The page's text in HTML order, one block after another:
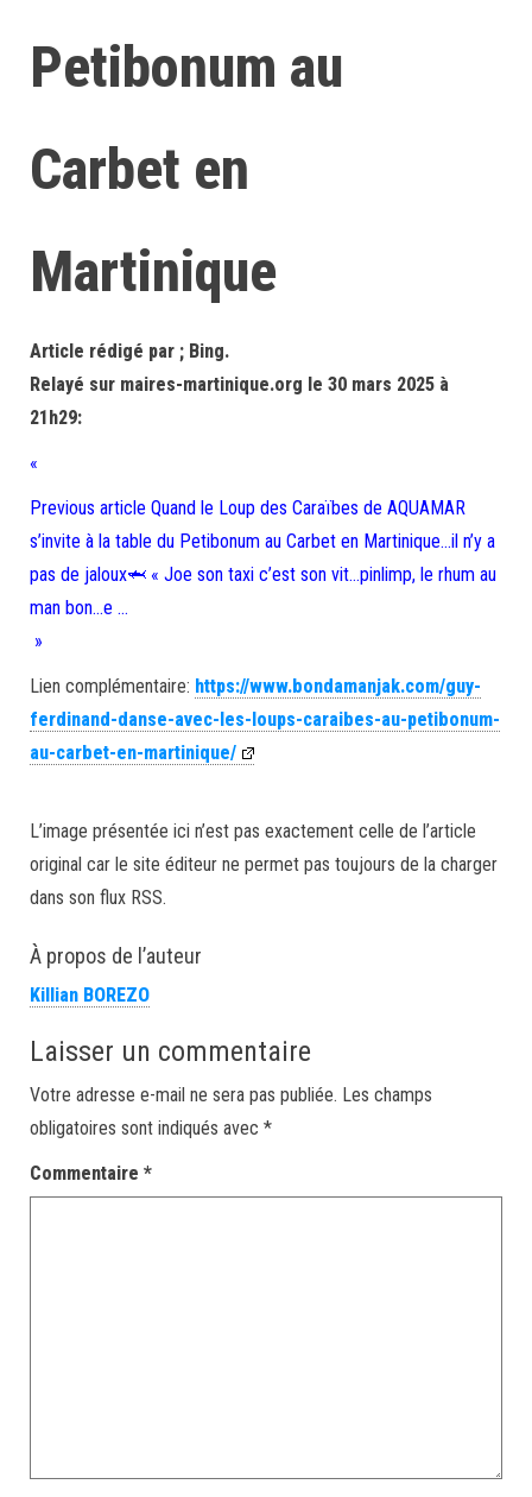
Petibonum au
Carbet en
Martinique
Article rédigé par ; Bing.
Relayé sur maires-martinique.org le 30 mars 2025 à
21h29:
«
Previous article Quand le Loup des Caraïbes de AQUAMAR
s’invite à la table du Petibonum au Carbet en Martinique…il n’y a
pas de jaloux🦈 « Joe son taxi c’est son vit…pinlimp, le rhum au
man bon…e …
»
Lien complémentaire: https://www.bondamanjak.com/guy-
ferdinand-danse-avec-les-loups-caraibes-au-petibonum-
au-carbet-en-martinique/
L’image présentée ici n’est pas exactement celle de l’article
original car le site éditeur ne permet pas toujours de la charger
dans son flux RSS.
À propos de l’auteur
Killian BOREZO
Laisser un commentaire
Votre adresse e-mail ne sera pas publiée. Les champs
obligatoires sont indiqués avec *
Commentaire *